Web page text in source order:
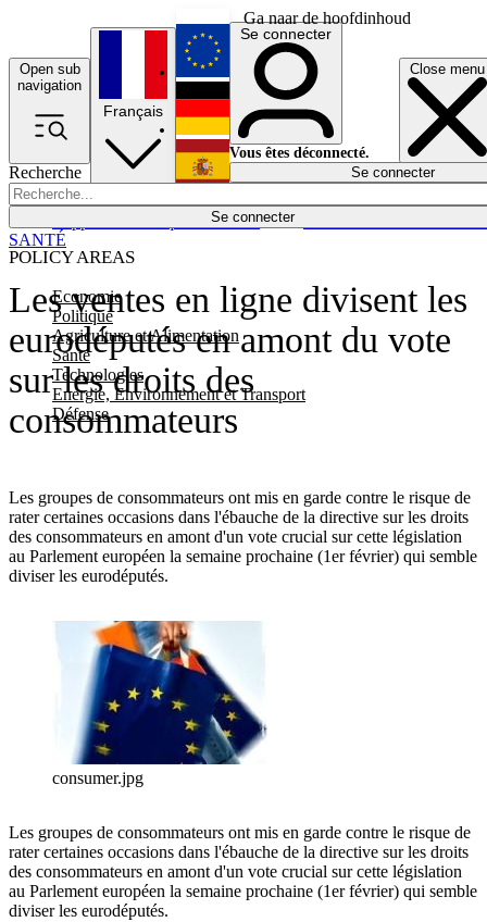
Ga naar de hoofdinhoud
Open sub
navigation
Close menu
Recherche
Se connecter
POLICY AREAS
Economie
Politique
Agriculture et Alimentation
Santé
Technologies
Energie, Environnement et Transport
Défense
Économie
Français
English
Deutsch
Español
Se connecter
Vous êtes déconnecté.
Se connecter
Les ventes en ligne divisent les
eurodéputés en amont du vote
sur les droits des
consommateurs
Les groupes de consommateurs ont mis en garde contre le risque de
rater certaines occasions dans l'ébauche de la directive sur les droits
des consommateurs en amont d'un vote crucial sur cette législation
au Parlement européen la semaine prochaine (1er février) qui semble
diviser les eurodéputés.
SANTÉ
consumer.jpg
Les groupes de consommateurs ont mis en garde contre le risque de
rater certaines occasions dans l'ébauche de la directive sur les droits
des consommateurs en amont d'un vote crucial sur cette législation
au Parlement européen la semaine prochaine (1er février) qui semble
diviser les eurodéputés.